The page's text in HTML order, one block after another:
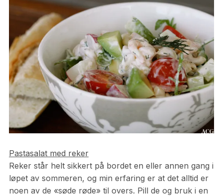
Pastasalat med reker
Reker står helt sikkert på bordet en eller annen gang i
løpet av sommeren, og min erfaring er at det alltid er
noen av de «søde røde» til overs. Pill de og bruk i en